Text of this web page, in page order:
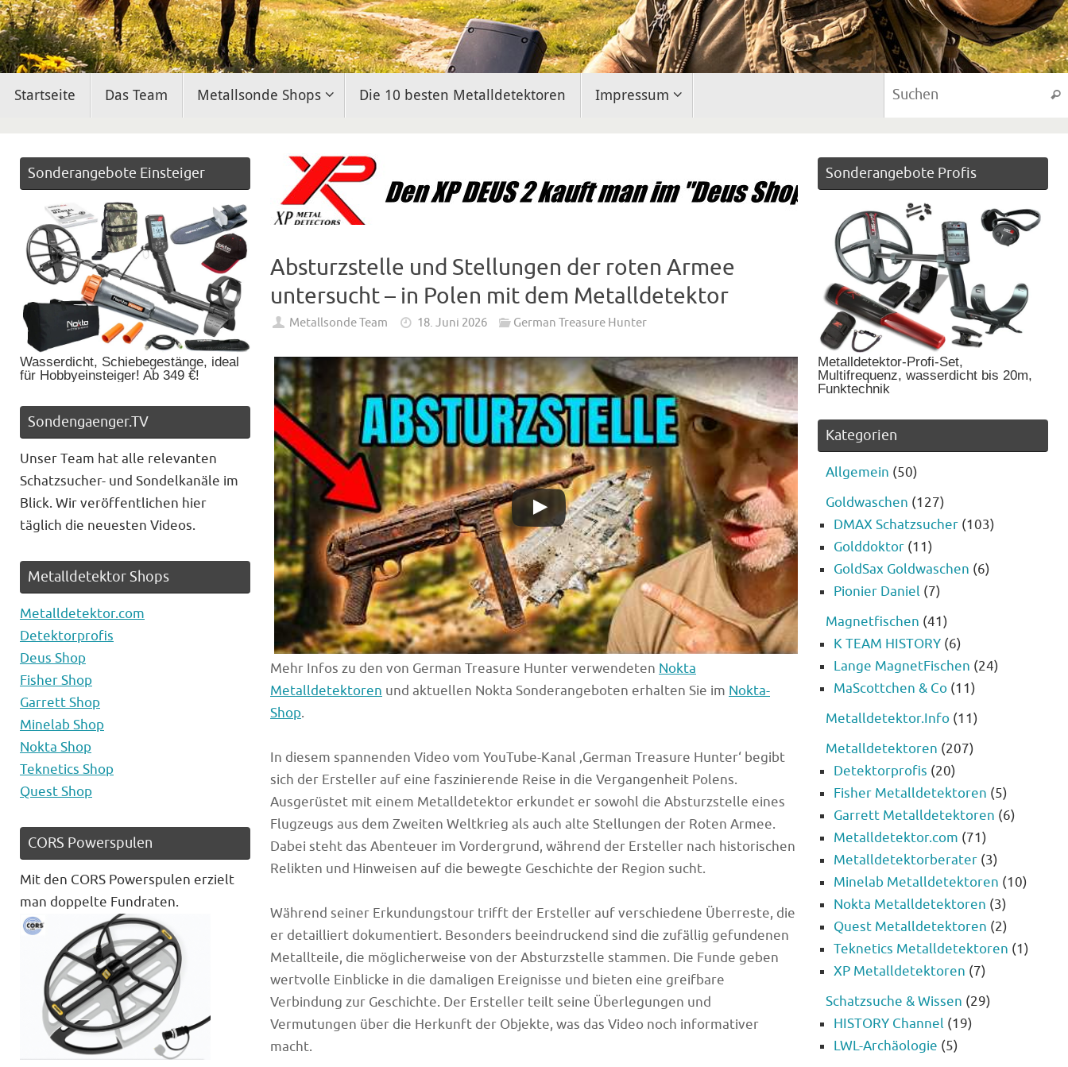
InhaltStartseite Das Team Metallsonde Shops Die 10 besten Metalldetektoren Impressum
Absturzstelle und Stellungen der roten Armee
untersucht – in Polen mit dem Metalldetektor
Metallsonde Team 18. Juni 2026 German Treasure Hunter
Mehr Infos zu den von German Treasure Hunter verwendeten Nokta
Metalldetektoren und aktuellen Nokta Sonderangeboten erhalten Sie im Nokta-
Shop.
In diesem spannenden Video vom YouTube-Kanal ‚German Treasure Hunter‘ begibt
sich der Ersteller auf eine faszinierende Reise in die Vergangenheit Polens.
Ausgerüstet mit einem Metalldetektor erkundet er sowohl die Absturzstelle eines
Flugzeugs aus dem Zweiten Weltkrieg als auch alte Stellungen der Roten Armee.
Dabei steht das Abenteuer im Vordergrund, während der Ersteller nach historischen
Relikten und Hinweisen auf die bewegte Geschichte der Region sucht.
Während seiner Erkundungstour trifft der Ersteller auf verschiedene Überreste, die
er detailliert dokumentiert. Besonders beeindruckend sind die zufällig gefundenen
Metallteile, die möglicherweise von der Absturzstelle stammen. Die Funde geben
wertvolle Einblicke in die damaligen Ereignisse und bieten eine greifbare
Verbindung zur Geschichte. Der Ersteller teilt seine Überlegungen und
Vermutungen über die Herkunft der Objekte, was das Video noch informativer
macht.
Sonderangebote Einsteiger
Wasserdicht, Schiebegestänge, ideal
für Hobbyeinsteiger! Ab 349 €!
Sondengaenger.TV
Unser Team hat alle relevanten
Schatzsucher- und Sondelkanäle im
Blick. Wir veröffentlichen hier
täglich die neuesten Videos.
Metalldetektor Shops
Metalldetektor.com
Detektorprofis
Deus Shop
Fisher Shop
Garrett Shop
Minelab Shop
Nokta Shop
Teknetics Shop
Quest Shop
CORS Powerspulen
Mit den CORS Powerspulen erzielt
man doppelte Fundraten.
Sonderangebote Profis
Metalldetektor-Profi-Set,
Multifrequenz, wasserdicht bis 20m,
Funktechnik
Kategorien
Allgemein (50)
Goldwaschen (127)
DMAX Schatzsucher (103)
Golddoktor (11)
GoldSax Goldwaschen (6)
Pionier Daniel (7)
Magnetfischen (41)
K TEAM HISTORY (6)
Lange MagnetFischen (24)
MaScottchen & Co (11)
Metalldetektor.Info (11)
Metalldetektoren (207)
Detektorprofis (20)
Fisher Metalldetektoren (5)
Garrett Metalldetektoren (6)
Metalldetektor.com (71)
Metalldetektorberater (3)
Minelab Metalldetektoren (10)
Nokta Metalldetektoren (3)
Quest Metalldetektoren (2)
Teknetics Metalldetektoren (1)
XP Metalldetektoren (7)
Schatzsuche & Wissen (29)
HISTORY Channel (19)
LWL-Archäologie (5)